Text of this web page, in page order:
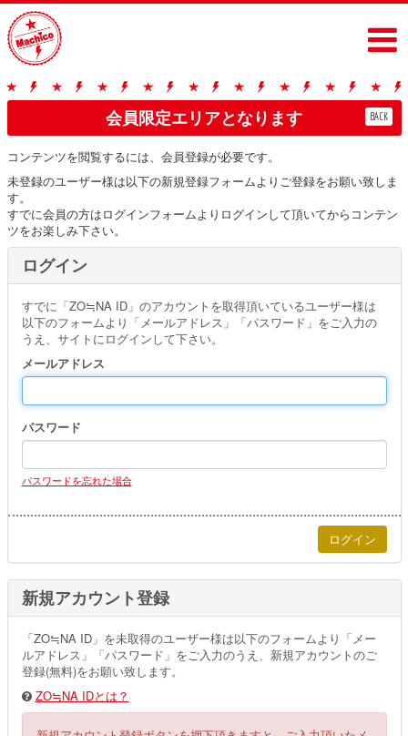
会員限定エリアとなります BACK
コンテンツを閲覧するには、会員登録が必要です。
未登録のユーザー様は以下の新規登録フォームよりご登録をお願い致しま
す。
すでに会員の方はログインフォームよりログインして頂いてからコンテン
ツをお楽しみ下さい。
ログイン
すでに「ZO≒NA ID」のアカウントを取得頂いているユーザー様は
以下のフォームより「メールアドレス」「パスワード」をご入力の
うえ、サイトにログインして下さい。
メールアドレス
パスワード
パスワードを忘れた場合
新規アカウント登録
「ZO≒NA ID」を未取得のユーザー様は以下のフォームより「メー
ルアドレス」「パスワード」をご入力のうえ、新規アカウントのご
登録(無料)をお願い致します。
ZO≒NA IDとは？